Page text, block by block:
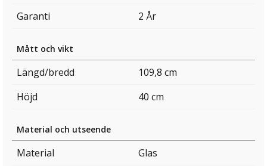
Garanti
2 År
Mått och vikt
Längd/bredd
109,8 cm
Höjd
40 cm
Material och utseende
Material
Glas